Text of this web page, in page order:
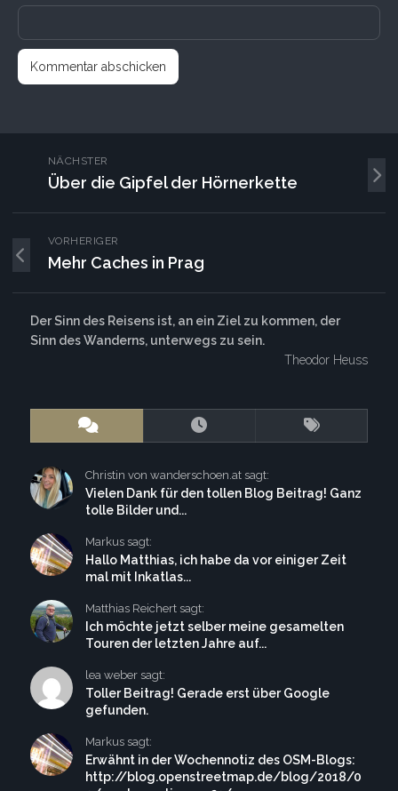
NÄCHSTER
Über die Gipfel der Hörnerkette
VORHERIGER
Mehr Caches in Prag
Der Sinn des Reisens ist, an ein Ziel zu kommen, der
Sinn des Wanderns, unterwegs zu sein.
Theodor Heuss
Christin von wanderschoen.at sagt:
Vielen Dank für den tollen Blog Beitrag! Ganz
tolle Bilder und...
Markus sagt:
Hallo Matthias, ich habe da vor einiger Zeit
mal mit Inkatlas...
Matthias Reichert sagt:
Ich möchte jetzt selber meine gesamelten
Touren der letzten Jahre auf...
lea weber sagt:
Toller Beitrag! Gerade erst über Google
gefunden.
Markus sagt:
Erwähnt in der Wochennotiz des OSM-Blogs:
http://blog.openstreetmap.de/blog/2018/0